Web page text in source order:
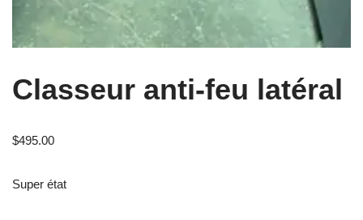
Classeur anti-feu latéral
$495.00
Super état